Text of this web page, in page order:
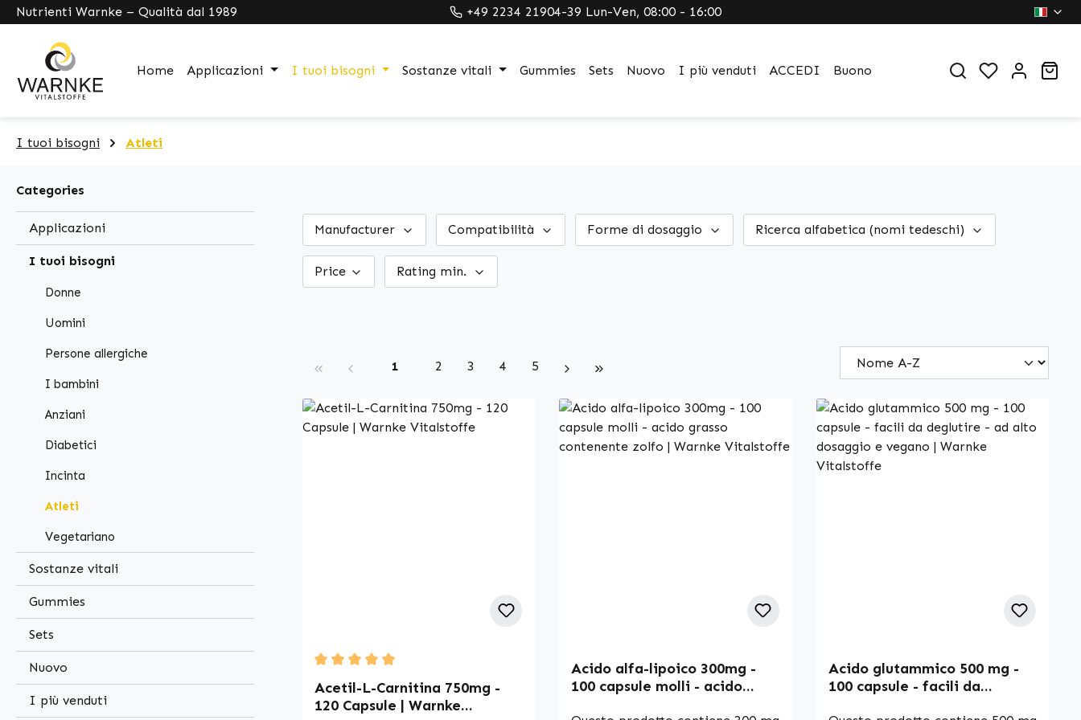
Skip to main navigation
Nutrienti Warnke – Qualità dal 1989 +49 2234 21904-39 Lun-Ven, 08:00 - 16:00
Home Applicazioni I tuoi bisogni Sostanze vitali Gummies Sets Nuovo I più venduti ACCEDI Buono You have 0
I tuoi bisogni Atleti
Categories
Applicazioni
I tuoi bisogni
Donne
Uomini
Persone allergiche
I bambini
Anziani
Diabetici
Incinta
Atleti
Vegetariano
Sostanze vitali
Gummies
Sets
Nuovo
I più venduti
Manufacturer Compatibilità Forme di dosaggio Ricerca alfabetica (nomi tedeschi)
Price Rating min.
Page
1 Page
2 Page
3 Page
4 Page
5
Average rating of 5 out of 5 stars
Acetil-L-Carnitina 750mg -
120 Capsule | Warnke
Acido alfa-lipoico 300mg -
100 capsule molli - acido
Acido glutammico 500 mg -
100 capsule - facili da